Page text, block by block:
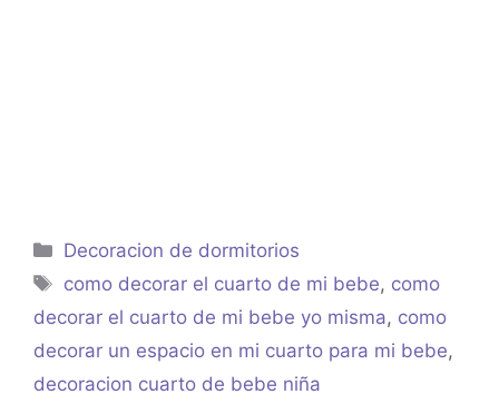
Categorías
Decoracion de dormitorios
Etiquetas
como decorar el cuarto de mi bebe, como
decorar el cuarto de mi bebe yo misma, como
decorar un espacio en mi cuarto para mi bebe,
decoracion cuarto de bebe niña